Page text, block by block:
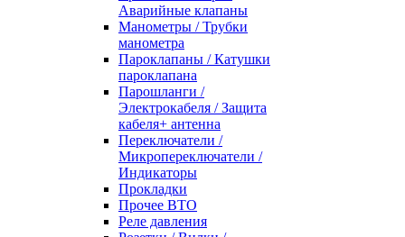
Аварийные клапаны
Манометры / Трубки
манометра
Пароклапаны / Катушки
пароклапана
Парошланги /
Электрокабеля / Защита
кабеля+ антенна
Переключатели /
Микропереключатели /
Индикаторы
Прокладки
Прочее ВТО
Реле давления